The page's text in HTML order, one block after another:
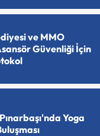
ve MMO
Güvenliği İçin
Yoga